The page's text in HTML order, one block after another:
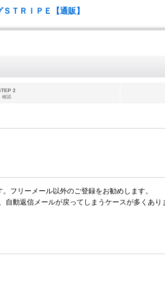
ＴＲＩＰＥ【通販】
2
確認
フリーメール以外のご登録をお勧めします。
動返信メールが戻ってしまうケースが多くあり